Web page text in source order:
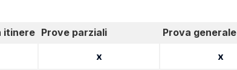
itinere Prove parziali
Prova generale
x x